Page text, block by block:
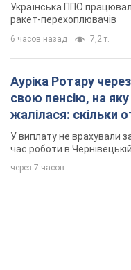
Українська ППО
ракет-перехоплювачів
6 часов назад 7,2 т.
Ауріка Ротару
свою пенсію, на
жалілася: скільки
співачка
У виплату не врахували
час роботи в
через 7 часов